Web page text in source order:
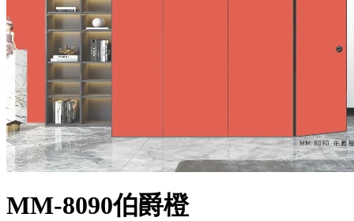
MM-8090伯爵橙